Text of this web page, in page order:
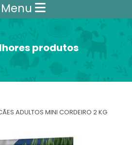
Menu
produtos
ADULTOS MINI CORDEIRO 2 KG